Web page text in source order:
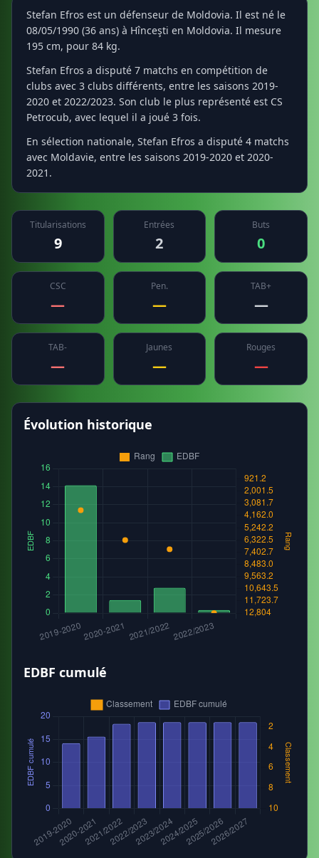
Stefan Efros est un défenseur de Moldovia. Il est né le
08/05/1990 (36 ans) à Hînceşti en Moldovia. Il mesure
195 cm, pour 84 kg.
Stefan Efros a disputé 7 matchs en compétition de
clubs avec 3 clubs différents, entre les saisons 2019-
2020 et 2022/2023. Son club le plus représenté est CS
Petrocub, avec lequel il a joué 3 fois.
En sélection nationale, Stefan Efros a disputé 4 matchs
avec Moldavie, entre les saisons 2019-2020 et 2020-
2021.
Titularisations
9
Entrées
2
Buts
0
CSC
—
Pen.
—
TAB+
—
TAB-
—
Jaunes
—
Rouges
—
Évolution historique
EDBF cumulé